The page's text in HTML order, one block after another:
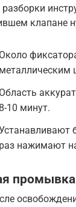
разборки
клапане
Около
металлическим
Область
8-10 минут.
раз нажимают
промывка